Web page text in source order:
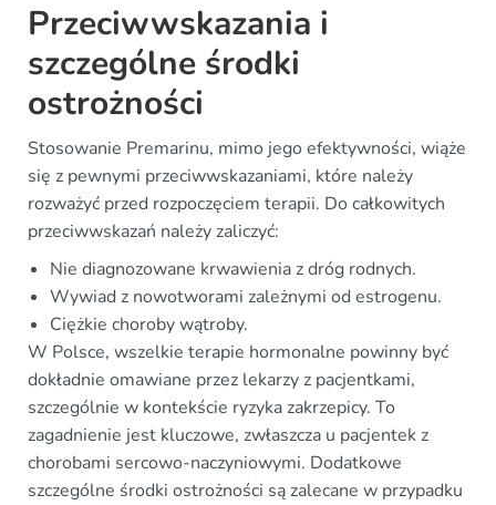
Przeciwwskazania i
szczególne środki
ostrożności
Stosowanie Premarinu, mimo jego efektywności, wiąże
się z pewnymi przeciwwskazaniami, które należy
rozważyć przed rozpoczęciem terapii. Do całkowitych
przeciwwskazań należy zaliczyć:
Nie diagnozowane krwawienia z dróg rodnych.
Wywiad z nowotworami zależnymi od estrogenu.
Ciężkie choroby wątroby.
W Polsce, wszelkie terapie hormonalne powinny być
dokładnie omawiane przez lekarzy z pacjentkami,
szczególnie w kontekście ryzyka zakrzepicy. To
zagadnienie jest kluczowe, zwłaszcza u pacjentek z
chorobami sercowo-naczyniowymi. Dodatkowe
szczególne środki ostrożności są zalecane w przypadku